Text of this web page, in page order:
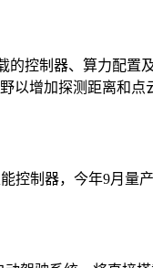
控制器、算力配置
增加探测距离和点
控制器，今年9月量